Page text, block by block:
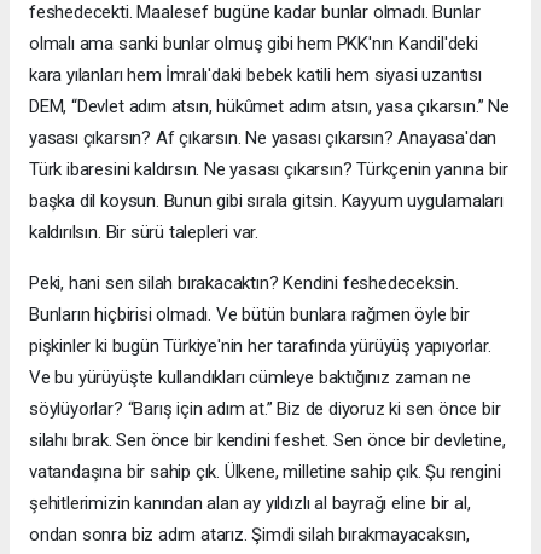
feshedecekti. Maalesef bugüne kadar bunlar olmadı. Bunlar
olmalı ama sanki bunlar olmuş gibi hem PKK'nın Kandil'deki
kara yılanları hem İmralı'daki bebek katili hem siyasi uzantısı
DEM, “Devlet adım atsın, hükûmet adım atsın, yasa çıkarsın.” Ne
yasası çıkarsın? Af çıkarsın. Ne yasası çıkarsın? Anayasa'dan
Türk ibaresini kaldırsın. Ne yasası çıkarsın? Türkçenin yanına bir
başka dil koysun. Bunun gibi sırala gitsin. Kayyum uygulamaları
kaldırılsın. Bir sürü talepleri var.
Peki, hani sen silah bırakacaktın? Kendini feshedeceksin.
Bunların hiçbirisi olmadı. Ve bütün bunlara rağmen öyle bir
pişkinler ki bugün Türkiye'nin her tarafında yürüyüş yapıyorlar.
Ve bu yürüyüşte kullandıkları cümleye baktığınız zaman ne
söylüyorlar? “Barış için adım at.” Biz de diyoruz ki sen önce bir
silahı bırak. Sen önce bir kendini feshet. Sen önce bir devletine,
vatandaşına bir sahip çık. Ülkene, milletine sahip çık. Şu rengini
şehitlerimizin kanından alan ay yıldızlı al bayrağı eline bir al,
ondan sonra biz adım atarız. Şimdi silah bırakmayacaksın,